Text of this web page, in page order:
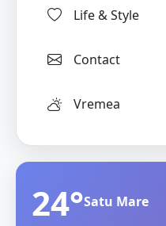
Life & Style
Contact
Vremea
24°Satu Mare